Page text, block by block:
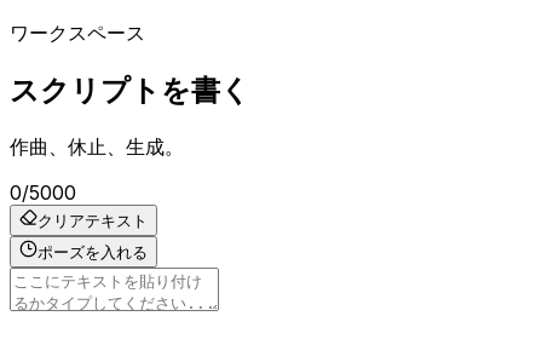
ワークスペース
スクリプトを書く
作曲、休止、生成。
0/5000
クリアテキスト
ポーズを入れる